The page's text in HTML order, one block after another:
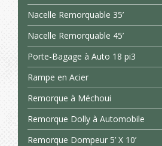
Nacelle Remorquable 35’
Nacelle Remorquable 45’
Porte-Bagage à Auto 18 pi3
Rampe en Acier
Remorque à Méchoui
Remorque Dolly à Automobile
Remorque Dompeur 5’ X 10’